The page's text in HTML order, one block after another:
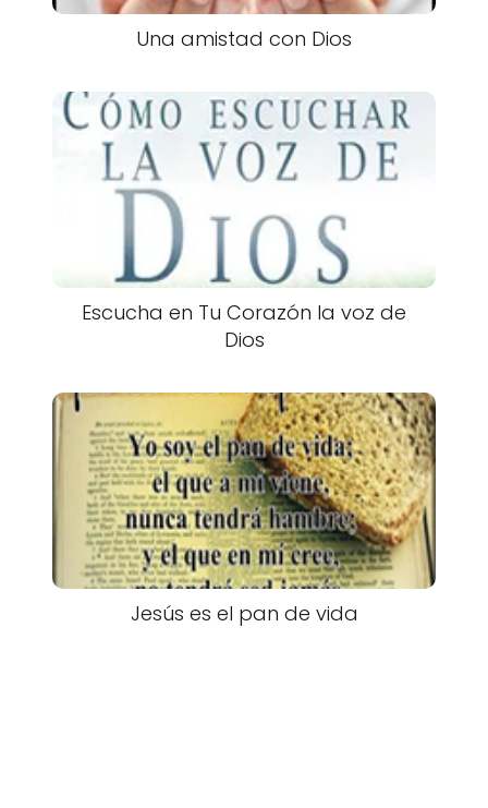
Una amistad con Dios
Escucha en Tu Corazón la voz de
Dios
Jesús es el pan de vida